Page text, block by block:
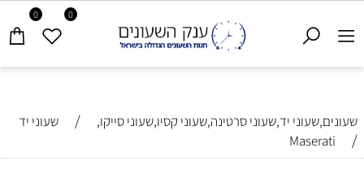
0 0
שעונים,שעוני יד,שעוני סרטינה,שעוני קסיו,שעוני סייקו, / שעוני יד
/
Maserati